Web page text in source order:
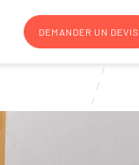
DEMANDER UN DEVIS